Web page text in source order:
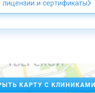
лицензии и сертификаты
КАРТУ С КЛИНИКАМИ